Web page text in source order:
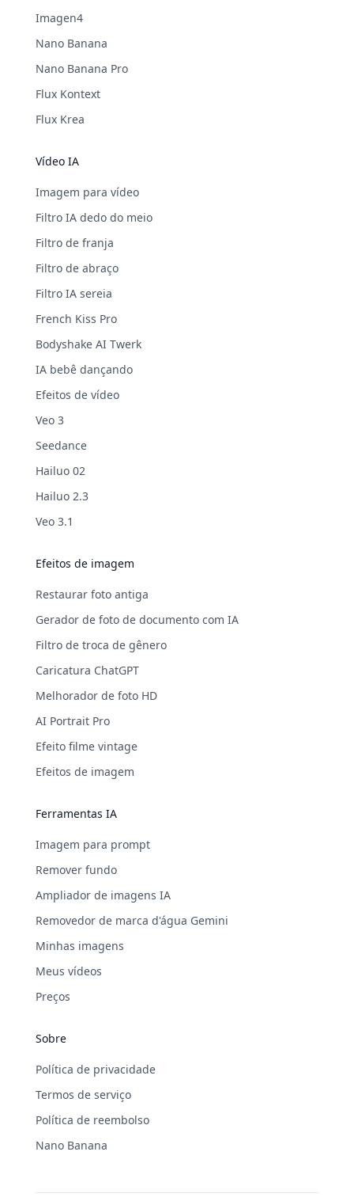
Imagen4
Nano Banana
Nano Banana Pro
Flux Kontext
Flux Krea
Vídeo IA
Imagem para vídeo
Filtro IA dedo do meio
Filtro de franja
Filtro de abraço
Filtro IA sereia
French Kiss Pro
Bodyshake AI Twerk
IA bebê dançando
Efeitos de vídeo
Veo 3
Seedance
Hailuo 02
Hailuo 2.3
Veo 3.1
Efeitos de imagem
Restaurar foto antiga
Gerador de foto de documento com IA
Filtro de troca de gênero
Caricatura ChatGPT
Melhorador de foto HD
AI Portrait Pro
Efeito filme vintage
Efeitos de imagem
Ferramentas IA
Imagem para prompt
Remover fundo
Ampliador de imagens IA
Removedor de marca d'água Gemini
Minhas imagens
Meus vídeos
Preços
Sobre
Política de privacidade
Termos de serviço
Política de reembolso
Nano Banana